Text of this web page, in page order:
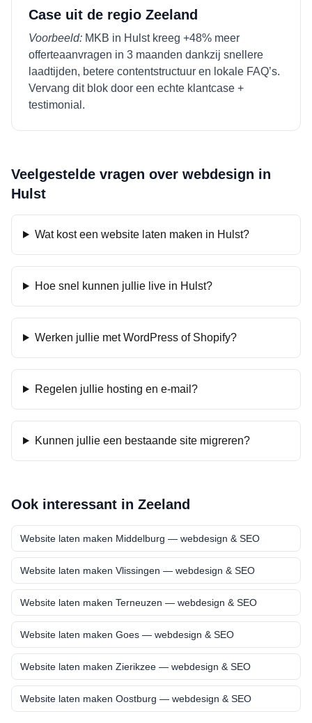
Case uit de regio Zeeland
Voorbeeld: MKB in Hulstkreeg +48% meer
offerteaanvragen in 3 maanden dankzij snellere
laadtijden, betere contentstructuur en lokale FAQ’s.
Vervang dit blok door een echte klantcase +
testimonial.
Veelgestelde vragen over webdesign in
Hulst
Wat kost een website laten maken in Hulst?
Hoe snel kunnen jullie live in Hulst?
Werken jullie met WordPress of Shopify?
Regelen jullie hosting en e-mail?
Kunnen jullie een bestaande site migreren?
Ook interessant in Zeeland
Website laten maken Middelburg — webdesign & SEO
Website laten maken Vlissingen — webdesign & SEO
Website laten maken Terneuzen — webdesign & SEO
Website laten maken Goes — webdesign & SEO
Website laten maken Zierikzee — webdesign & SEO
Website laten maken Oostburg — webdesign & SEO